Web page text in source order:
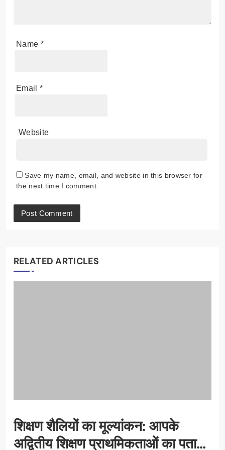
Name *
Email *
Website
Save my name, email, and website in this browser for
the next time I comment.
RELATED ARTICLES
शिक्षण शैलियों का मूल्यांकन: आपके
अद्वितीय शिक्षण प्राथमिकताओं का पता